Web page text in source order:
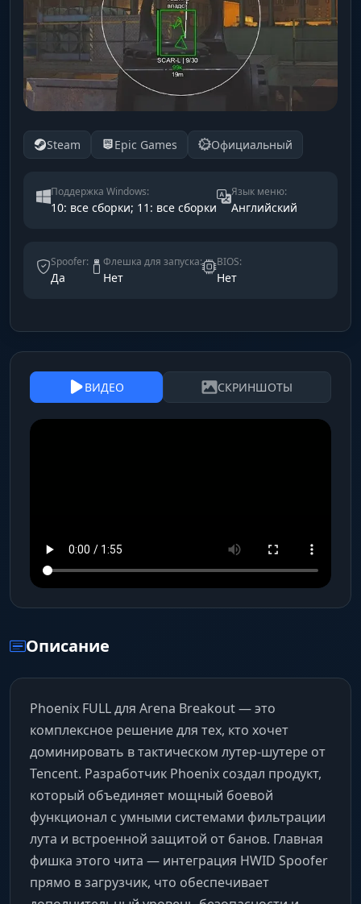
Steam Epic Games Официальный
Поддержка Windows:
10: все сборки; 11: все сборки
Язык меню:
Английский
Spoofer:
Да
Флешка для запуска:
Нет
BIOS:
Нет
ВИДЕО СКРИНШОТЫ
Описание
Phoenix FULL для Arena Breakout — это
комплексное решение для тех, кто хочет
доминировать в тактическом лутер-шутере от
Tencent. Разработчик Phoenix создал продукт,
который объединяет мощный боевой
функционал с умными системами фильтрации
лута и встроенной защитой от банов. Главная
фишка этого чита — интеграция HWID Spoofer
прямо в загрузчик, что обеспечивает